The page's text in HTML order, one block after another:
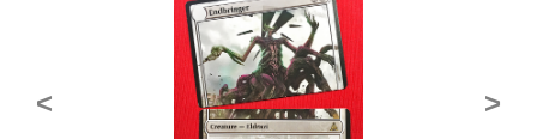
< >